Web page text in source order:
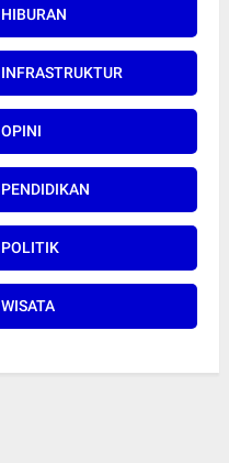
HIBURAN
INFRASTRUKTUR
OPINI
PENDIDIKAN
POLITIK
WISATA